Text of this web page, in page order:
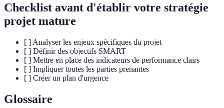
Checklist avant d'établir votre stratégie
projet mature
[ ] Analyser les enjeux spécifiques du projet
[ ] Définir des objectifs SMART
[ ] Mettre en place des indicateurs de performance clairs
[ ] Impliquer toutes les parties prenantes
[ ] Créer un plan d'urgence
Glossaire